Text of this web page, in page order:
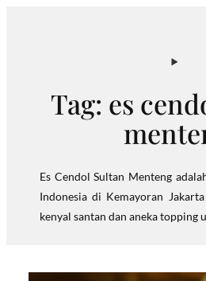
Tag: es
Es Cendol Sultan Menteng
Indonesia di Kemayoran
kenyal santan dan aneka topping